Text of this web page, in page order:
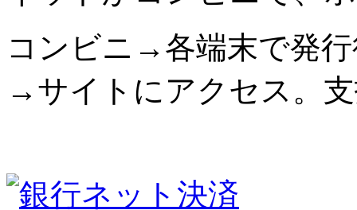
コンビニ→各端末で発
→サイトにアクセス。